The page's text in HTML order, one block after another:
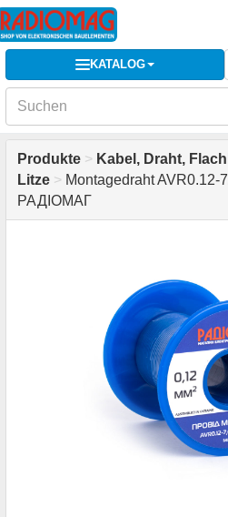
KATALOG
Produkte > Kabel, Draht,
Litze > Montagedraht AVR0.12-
РАДІОМАГ